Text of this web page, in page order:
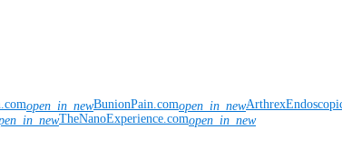
open_in_newBunionPain.comopen_in_new
TheNanoExperience.comopen_in_new